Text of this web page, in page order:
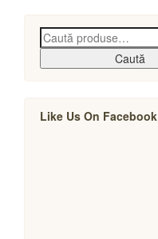
Caută
Like Us On Facebook